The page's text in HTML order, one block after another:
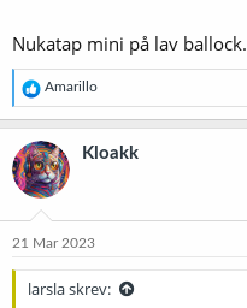
Nukatap mini på lav ballock.
R
e
a
k
s
j
o
e
Amarillo
Kloakk
21 Mar 2023
larsla skrev: